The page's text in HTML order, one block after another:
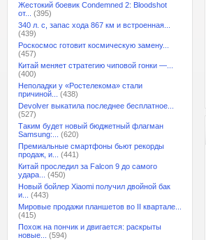
Жестокий боевик Condemned 2: Bloodshot
от...
(395)
340 л. с, запас хода 867 км и встроенная...
(439)
Роскосмос готовит космическую замену...
(457)
Китай меняет стратегию чиповой гонки —...
(400)
Неполадки у «Ростелекома» стали
причиной...
(438)
Devolver выкатила последнее бесплатное...
(527)
Таким будет новый бюджетный флагман
Samsung:...
(620)
Премиальные смартфоны бьют рекорды
продаж, и...
(441)
Китай проследил за Falcon 9 до самого
удара...
(450)
Новый бойлер Xiaomi получил двойной бак
и...
(443)
Мировые продажи планшетов во II квартале...
(415)
Похож на пончик и двигается: раскрыты
новые...
(594)